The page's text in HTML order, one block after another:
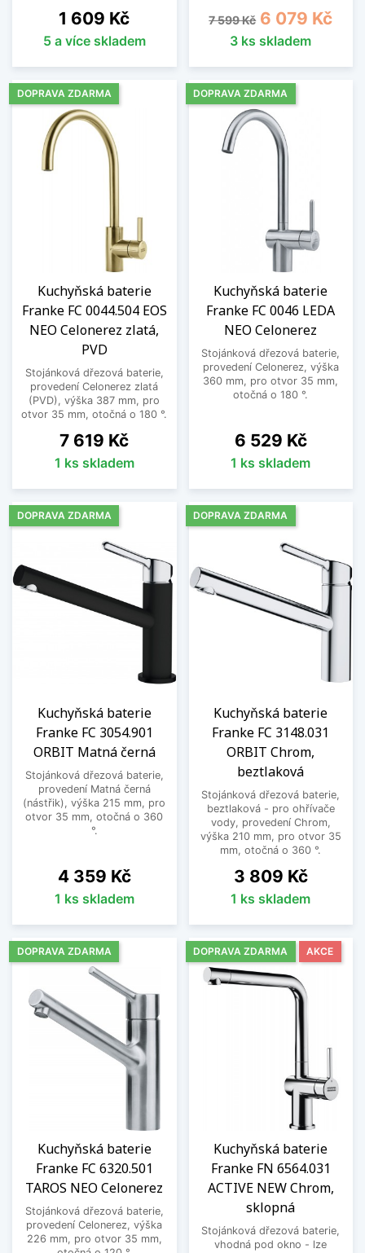
Cena
1 609 Kč
5 a více skladem
Běžná cena
7 599 Kč Cena
6 079 Kč
3 ks skladem
Kuchyňská baterie
Franke FC 0044.504 EOS
NEO Celonerez zlatá,
PVD
Stojánková dřezová baterie,
provedení Celonerez zlatá
(PVD), výška 387 mm, pro
otvor 35 mm, otočná o 180 °.
Cena
7 619 Kč
1 ks skladem
DOPRAVA ZDARMA
Kuchyňská baterie
Franke FC 0046 LEDA
NEO Celonerez
Stojánková dřezová baterie,
provedení Celonerez, výška
360 mm, pro otvor 35 mm,
otočná o 180 °.
Cena
6 529 Kč
1 ks skladem
DOPRAVA ZDARMA
Kuchyňská baterie
Franke FC 3054.901
ORBIT Matná černá
Stojánková dřezová baterie,
provedení Matná černá
(nástřik), výška 215 mm, pro
otvor 35 mm, otočná o 360
°.
Cena
4 359 Kč
1 ks skladem
DOPRAVA ZDARMA
Kuchyňská baterie
Franke FC 3148.031
ORBIT Chrom,
beztlaková
Stojánková dřezová baterie,
beztlaková - pro ohřívače
vody, provedení Chrom,
výška 210 mm, pro otvor 35
mm, otočná o 360 °.
Cena
3 809 Kč
1 ks skladem
DOPRAVA ZDARMA
Kuchyňská baterie
Franke FC 6320.501
TAROS NEO Celonerez
Stojánková dřezová baterie,
provedení Celonerez, výška
226 mm, pro otvor 35 mm,
DOPRAVA ZDARMA
Kuchyňská baterie
Franke FN 6564.031
ACTIVE NEW Chrom,
sklopná
Stojánková dřezová baterie,
vhodná pod okno - lze
DOPRAVA ZDARMA AKCE